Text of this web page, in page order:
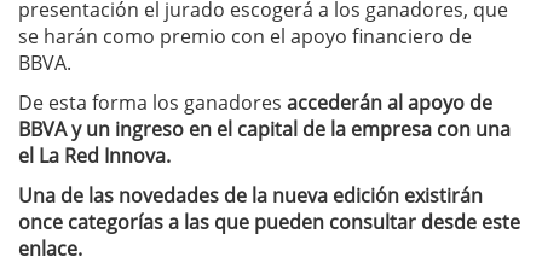
presentación el jurado escogerá a los ganadores, que
se harán como premio con el apoyo financiero de
BBVA.
De esta forma los ganadores accederán al apoyo de
BBVA y un ingreso en el capital de la empresa con una
el La Red Innova.
Una de las novedades de la nueva edición existirán
once categorías a las que pueden consultar desde este
enlace.